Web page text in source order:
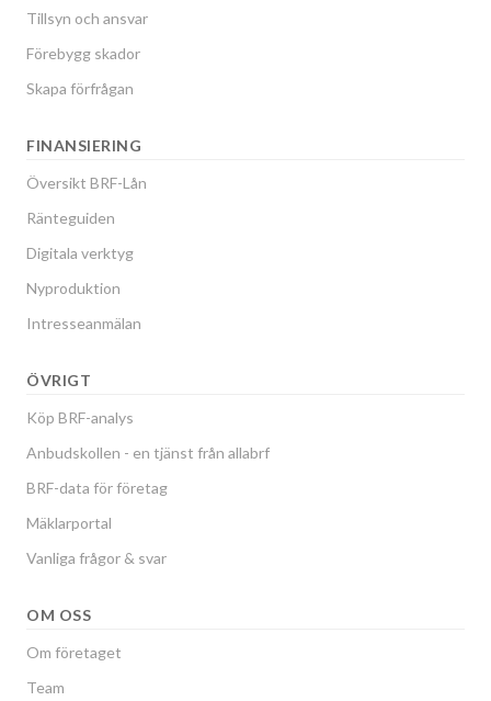
Tillsyn och ansvar
Förebygg skador
Skapa förfrågan
FINANSIERING
Översikt BRF-Lån
Ränteguiden
Digitala verktyg
Nyproduktion
Intresseanmälan
ÖVRIGT
Köp BRF-analys
Anbudskollen - en tjänst från allabrf
BRF-data för företag
Mäklarportal
Vanliga frågor & svar
OM OSS
Om företaget
Team